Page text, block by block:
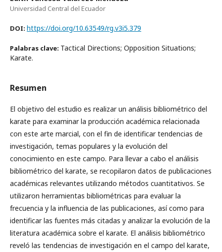
Universidad Central del Ecuador
DOI: https://doi.org/10.63549/rg.v3i5.379
Palabras clave: Tactical Directions; Opposition Situations;
Karate.
Resumen
El objetivo del estudio es realizar un análisis bibliométrico del
karate para examinar la producción académica relacionada
con este arte marcial, con el fin de identificar tendencias de
investigación, temas populares y la evolución del
conocimiento en este campo. Para llevar a cabo el análisis
bibliométrico del karate, se recopilaron datos de publicaciones
académicas relevantes utilizando métodos cuantitativos. Se
utilizaron herramientas bibliométricas para evaluar la
frecuencia y la influencia de las publicaciones, así como para
identificar las fuentes más citadas y analizar la evolución de la
literatura académica sobre el karate. El análisis bibliométrico
reveló las tendencias de investigación en el campo del karate,